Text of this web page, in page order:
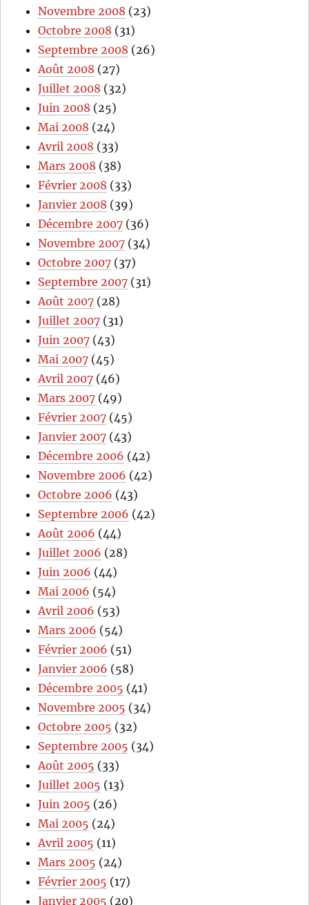
Novembre 2008 (23)
Octobre 2008 (31)
Septembre 2008 (26)
Août 2008 (27)
Juillet 2008 (32)
Juin 2008 (25)
Mai 2008 (24)
Avril 2008 (33)
Mars 2008 (38)
Février 2008 (33)
Janvier 2008 (39)
Décembre 2007 (36)
Novembre 2007 (34)
Octobre 2007 (37)
Septembre 2007 (31)
Août 2007 (28)
Juillet 2007 (31)
Juin 2007 (43)
Mai 2007 (45)
Avril 2007 (46)
Mars 2007 (49)
Février 2007 (45)
Janvier 2007 (43)
Décembre 2006 (42)
Novembre 2006 (42)
Octobre 2006 (43)
Septembre 2006 (42)
Août 2006 (44)
Juillet 2006 (28)
Juin 2006 (44)
Mai 2006 (54)
Avril 2006 (53)
Mars 2006 (54)
Février 2006 (51)
Janvier 2006 (58)
Décembre 2005 (41)
Novembre 2005 (34)
Octobre 2005 (32)
Septembre 2005 (34)
Août 2005 (33)
Juillet 2005 (13)
Juin 2005 (26)
Mai 2005 (24)
Avril 2005 (11)
Mars 2005 (24)
Février 2005 (17)
Janvier 2005 (20)